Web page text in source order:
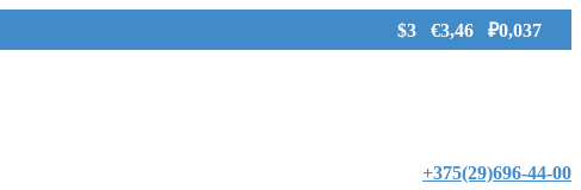
$3 €3,46 ₽0,037
+375(29)696-44-00